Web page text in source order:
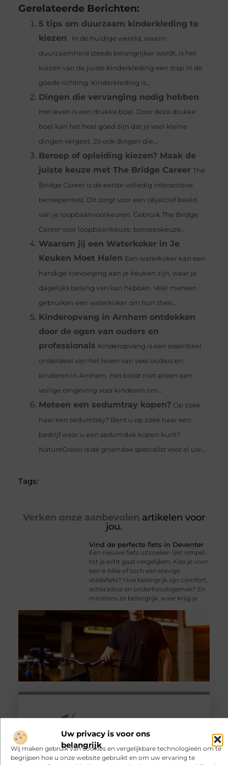
Uw privacy is voor ons
belangrijk
Wij maken gebruik van cookies en vergelijkbare technologieën om te
begrijpen hoe u onze website gebruikt en om uw ervaring te
Gerelateerde Berichten:
5 tips om duurzaam kinderkleding te
kiezen
In de huidige wereld, waarin
duurzaamheid steeds belangrijker wordt, is het
kiezen van de juiste kinderkleding een stap in de
goede richting. Kinderkleding is...
Dingen die vervanging nodig hebben
Het leven is een drukke boel. Door deze drukke
boel kan het heel goed zijn dat je veel kleine
dingen vergeet. Zo ook dingen die...
Beroep of opleiding kiezen? Maak de
juiste keuze met The Bridge Career The
Bridge Career is de eerste volledig interactieve
beroepentest. Dit zorgt voor een objectief beeld
van je loopbaanvoorkeuren. Gebruik The Bridge
Career voor loopbaankeuze, beroepskeuze...
Waarom jij een Waterkoker in Je
Keuken Moet Halen Een waterkoker kan een
handige toevoeging aan je keuken zijn, waar je
dagelijks belang van kan hebben. Veel mensen
gebruiken een waterkoker om hun thee...
Kinderopvang in Arnhem ontdekken
door de ogen van ouders en
professionals Kinderopvang is een essentieel
onderdeel van het leven van veel ouders en
kinderen in Arnhem. Het biedt niet alleen een
veilige omgeving voor kinderen om...
Meteen een sedumtray kopen? Op zoek
naar een sedumtray? Bent u op zoek naar een
bedrijf waar u een sedumdak kopen kunt?
NatureGreen is dé groendak specialist voor al uw...
Tags:
Verken onze aanbevolen artikelen voor
jou.
Vind de perfecte fiets in Deventer
Een nieuwe fiets uitzoeken lijkt simpel,
tot je echt gaat vergelijken. Kies je voor
een e-bike of toch een stevige
stadsfiets? Hoe belangrijk zijn comfort,
actieradius en onderhoudsgemak? En
minstens zo belangrijk: waar krijg je
Registreer nuen word deel van ons
platform!